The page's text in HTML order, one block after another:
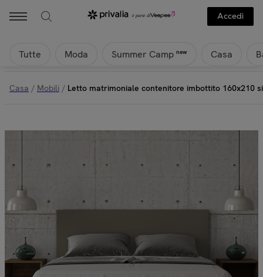
Accedi
Tutte Moda Summer Camp new Casa
Casa / Mobili / Letto matrimoniale contenitore imbottito 160x210